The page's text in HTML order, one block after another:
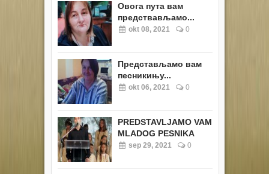
Овога пута вам
предствављамо...
okt 08, 2021 0
Представљамо вам
песникињу...
okt 06, 2021 0
PREDSTAVLJAMO VAM
MLADOG PESNIKA
sep 29, 2021 0